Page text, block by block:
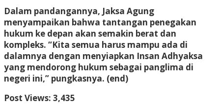
Dalam pandangannya, Jaksa Agung
menyampaikan bahwa tantangan penegakan
hukum ke depan akan semakin berat dan
kompleks. “Kita semua harus mampu ada di
dalamnya dengan menyiapkan Insan Adhyaksa
yang mendorong hukum sebagai panglima di
negeri ini,” pungkasnya. (end)
Post Views: 3,435